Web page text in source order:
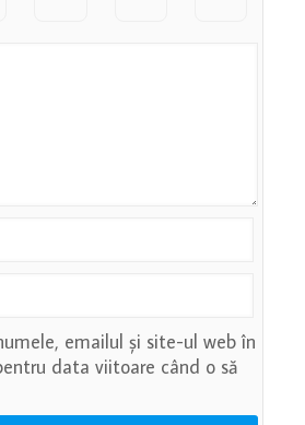
emailul și site-ul web în
data viitoare când o să